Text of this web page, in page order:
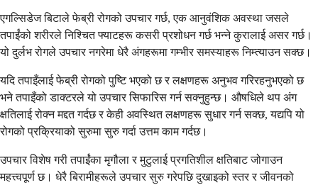
एगल्सिडेज बिटाले फेब्री रोगको उपचार गर्छ, एक आनुवंशिक अवस्था जसले
तपाईंको शरीरले निश्चित फ्याटहरू कसरी प्रशोधन गर्छ भन्ने कुरालाई असर गर्छ।
यो दुर्लभ रोगले उपचार नगरेमा धेरै अंगहरूमा गम्भीर समस्याहरू निम्त्याउन सक्छ।
यदि तपाइँलाई फेब्री रोगको पुष्टि भएको छ र लक्षणहरू अनुभव गरिरहनुभएको छ
भने तपाइँको डाक्टरले यो उपचार सिफारिस गर्न सक्नुहुन्छ। औषधिले थप अंग
क्षतिलाई रोक्न मद्दत गर्दछ र केही अवस्थित लक्षणहरू सुधार गर्न सक्छ, यद्यपि यो
रोगको प्रक्रियाको सुरुमा सुरु गर्दा उत्तम काम गर्दछ।
उपचार विशेष गरी तपाईंका मृगौला र मुटुलाई प्रगतिशील क्षतिबाट जोगाउन
महत्त्वपूर्ण छ। धेरै बिरामीहरूले उपचार सुरु गरेपछि दुखाइको स्तर र जीवनको